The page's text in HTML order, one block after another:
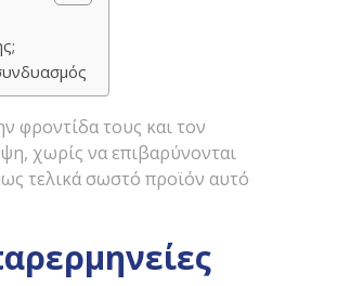
φροντίδα τους και τον
χωρίς να επιβαρύνονται
τελικά σωστό προϊόν αυτό